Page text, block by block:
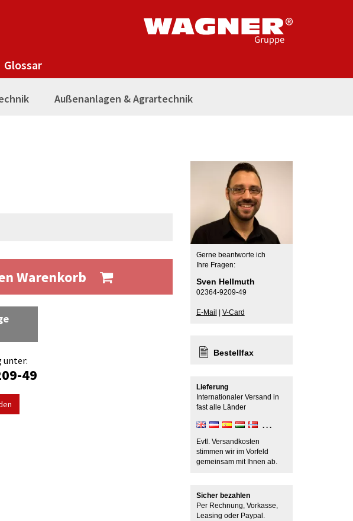
Glossar
Außenanlagen & Agrartechnik
Warenkorb
unter:
49
Gerne beantworte ich
Ihre Fragen:
Sven Hellmuth
02364-9209-49
E-Mail V-Card
Bestellfax
Lieferung
Internationaler Versand in
fast alle Länder
Evtl. Versandkosten
stimmen wir im Vorfeld
gemeinsam mit Ihnen ab.
Sicher bezahlen
Per Rechnung, Vorkasse,
Leasing oder Paypal.